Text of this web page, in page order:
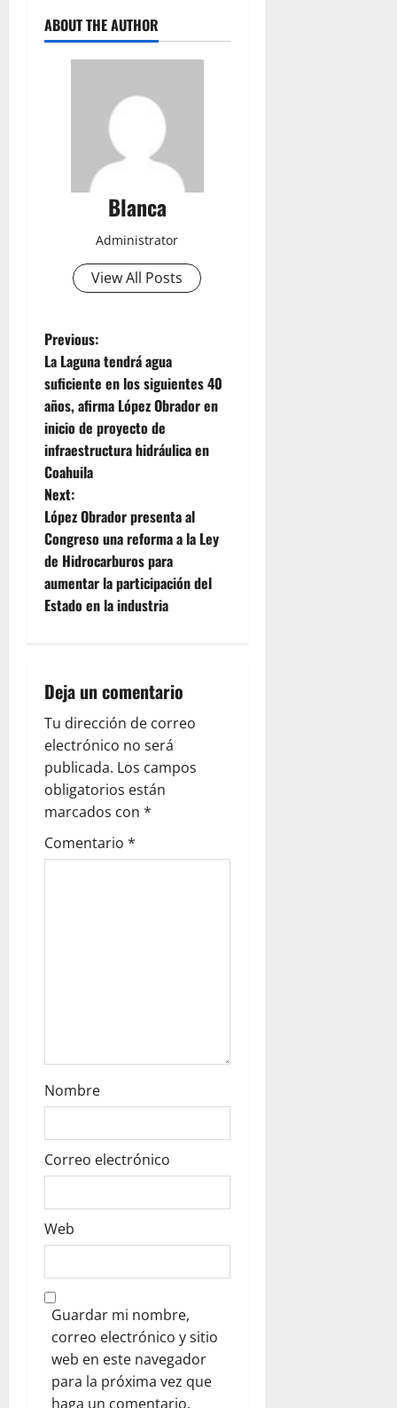
ABOUT THE AUTHOR
Blanca
Administrator
View All Posts
P
o
s
t
n
a
v
i
a
t
i
o
n
Previous:
La Laguna tendrá agua
suficiente en los siguientes 40
años, afirma López Obrador en
inicio de proyecto de
infraestructura hidráulica en
Coahuila
Next:
López Obrador presenta al
Congreso una reforma a la Ley
de Hidrocarburos para
aumentar la participación del
Estado en la industria
Deja un comentario
Tu dirección de correo
electrónico no será
publicada. Los campos
obligatorios están
marcados con *
Comentario *
Nombre
Correo electrónico
Web
Guardar mi nombre,
correo electrónico y sitio
web en este navegador
para la próxima vez que
haga un comentario.